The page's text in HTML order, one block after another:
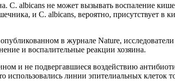
C. albicans не может вызывать воспаление
и C. albicans, вероятно, присутствует в
опубликованном в журнале Nature,
и воспалительные реакции хозяина.
и не подвергавшиеся воздействию
линии эпителиальных клеток